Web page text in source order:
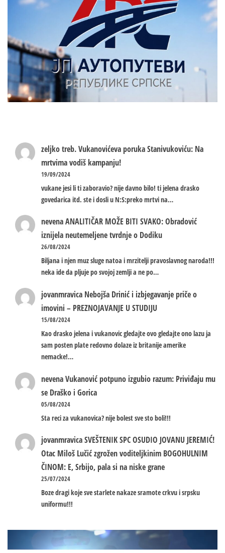
zeljko treb.Vukanovićeva poruka Stanivukoviću: Na
mrtvima vodiš kampanju!
19/09/2024
vukane jesi li ti zaboravio? nije davno bilo! ti jelena drasko
govedarica itd. ste i dosli u N:S:preko mrtvi na…
nevenaANALITIČAR MOŽE BITI SVAKO: Obradović
iznijela neutemeljene tvrdnje o Dodiku
26/08/2024
Biljana i njen muz sluge natoa i mrzitelji pravoslavnog naroda!!!
neka ide da pljuje po svojoj zemlji a ne po…
jovanmravica Nebojša Drinić i izbjegavanje priče o
imovini – PREZNOJAVANJE U STUDIJU
15/08/2024
Kao drasko jelena i vukanovic gledajte ovo gledajte ono lazu ja
sam posten plate redovno dolaze iz britanije amerike
nemacke!…
nevenaVukanović potpuno izgubio razum: Priviđaju mu
se Draško i Gorica
05/08/2024
Sta reci za vukanovica? nije bolest sve sto boli!!!
jovanmravicaSVEŠTENIK SPC OSUDIO JOVANU JEREMIĆ!
Otac Miloš Lučić zgrožen voditeljkinim BOGOHULNIM
ČINOM: E, Srbijo, pala si na niske grane
25/07/2024
Boze dragi koje sve starlete nakaze sramote crkvu i srpsku
uniformu!!!